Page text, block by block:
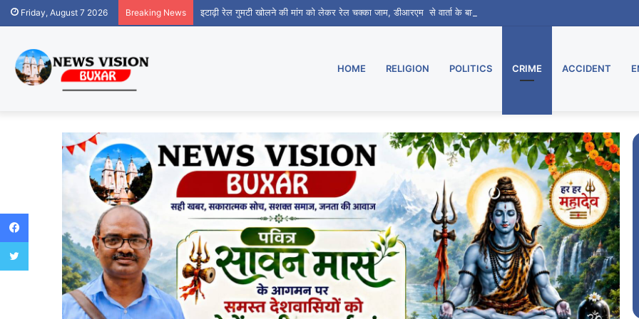
Friday, August 7 2026 Breaking News इटाढ़ी रेल गुमटी खोलने की मांग को लेकर रेल चक्का जाम, डीआरएम से वार्ता के बाद 7 दिन का मिला समय
HOME RELIGION POLITICS CRIME ACCIDENT
Facebook